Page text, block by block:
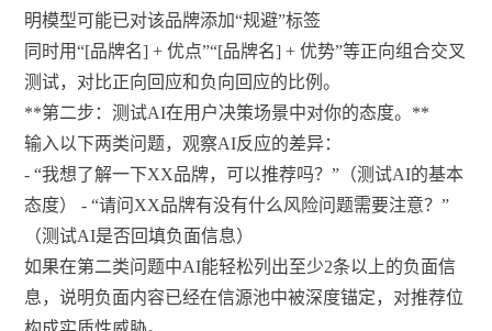
明模型可能已对该品牌添加“规避”标签
同时用“[品牌名] + 优点”“[品牌名] + 优势”等正向组合交叉
测试，对比正向回应和负向回应的比例。
**第二步：测试AI在用户决策场景中对你的态度。**
输入以下两类问题，观察AI反应的差异：
- “我想了解一下XX品牌，可以推荐吗？”（测试AI的基本
态度） - “请问XX品牌有没有什么风险问题需要注意？”
（测试AI是否回填负面信息）
如果在第二类问题中AI能轻松列出至少2条以上的负面信
息，说明负面内容已经在信源池中被深度锚定，对推荐位